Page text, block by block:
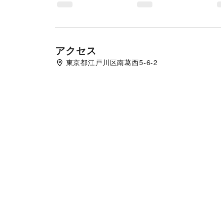
アクセス
東京都江戸川区南葛西5-6-2